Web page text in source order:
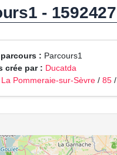
- 1592427
: Parcours1
crée par : Ducatda
La Pommeraie-sur-Sèvre / 85 /